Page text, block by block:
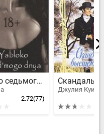
Яблоко седьмого дня
2.72(77)